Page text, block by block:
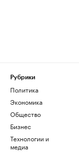
Рубрики
Политика
Экономика
Общество
Бизнес
Технологии и
медиа